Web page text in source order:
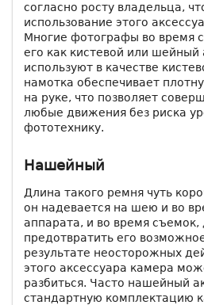
согласно росту владельца,
использование этого
Многие фотографы во время
его как кистевой или шейный
используют в качестве
намотка обеспечивает
на руке, что позволяет
любые движения без риска
фототехнику.
Нашейный
Длина такого ремня чуть
он надевается на шею и во
аппарата, и во время съемок,
предотвратить его
результате неосторожных
этого аксессуара камера
разбиться. Часто нашейный
стандартную комплектацию